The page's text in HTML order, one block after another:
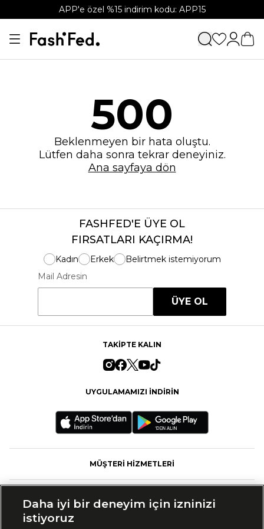
APP'e özel %15 indirim kodu: APP15
500
Beklenmeyen bir hata oluştu.
Lütfen daha sonra tekrar deneyiniz.
Ana sayfaya dön
FASHFED'E ÜYE OL
FIRSATLARI KAÇIRMA!
Kadın Erkek
Belirtmek istemiyorum
Mail Adresin
ÜYE OL
TAKİPTE KALIN
UYGULAMAMIZI İNDİRİN
MÜŞTERİ HİZMETLERİ
Daha iyi bir deneyim için izninizi
istiyoruz